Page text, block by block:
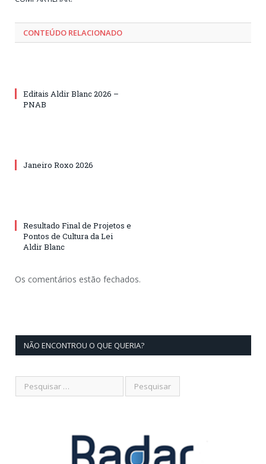
CONTEÚDO RELACIONADO
Editais Aldir Blanc 2026 –
PNAB
Janeiro Roxo 2026
Resultado Final de Projetos e
Pontos de Cultura da Lei
Aldir Blanc
Os comentários estão fechados.
NÃO ENCONTROU O QUE QUERIA?